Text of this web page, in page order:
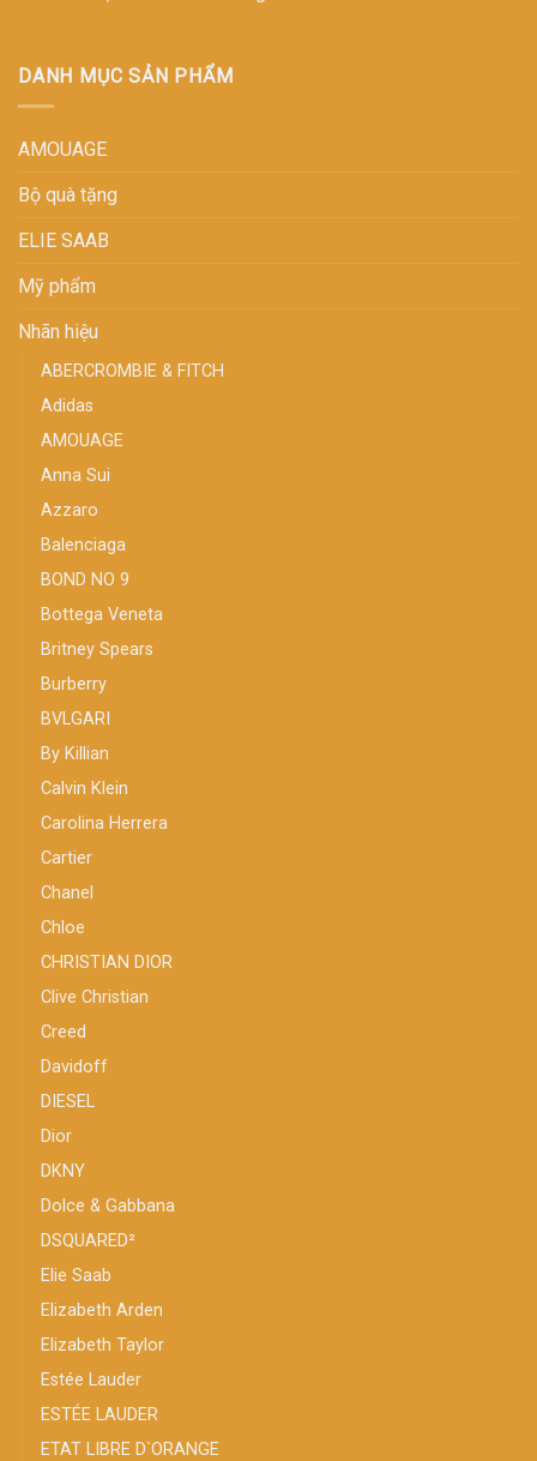
DANH MỤC SẢN PHẨM
AMOUAGE
Bộ quà tặng
ELIE SAAB
Mỹ phẩm
Nhãn hiệu
ABERCROMBIE & FITCH
Adidas
AMOUAGE
Anna Sui
Azzaro
Balenciaga
BOND NO 9
Bottega Veneta
Britney Spears
Burberry
BVLGARI
By Killian
Calvin Klein
Carolina Herrera
Cartier
Chanel
Chloe
CHRISTIAN DIOR
Clive Christian
Creed
Davidoff
DIESEL
Dior
DKNY
Dolce & Gabbana
DSQUARED²
Elie Saab
Elizabeth Arden
Elizabeth Taylor
Estée Lauder
ESTÉE LAUDER
ETAT LIBRE D`ORANGE